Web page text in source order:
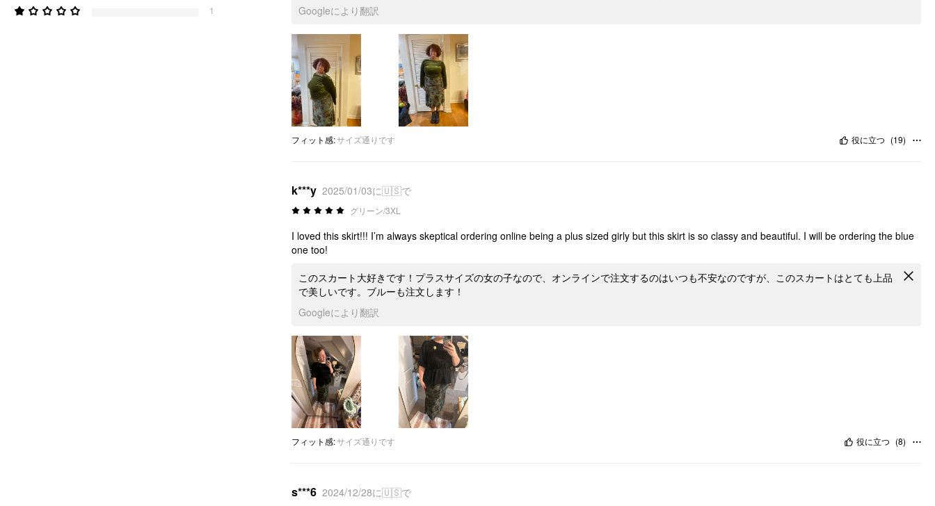
1
Googleにより翻訳
フィット感:サイズ通りです 役に立つ (19)
k***y 2025/01/03に🇺🇸で
グリーン/3XL
I loved this skirt!!! I’m always skeptical ordering online being a plus sized girly but this skirt is so classy and beautiful. I will be ordering the blue
one too!
このスカート大好きです！プラスサイズの女の子なので、オンラインで注文するのはいつも不安なのですが、このスカートはとても上品
で美しいです。ブルーも注文します！
Googleにより翻訳
フィット感:サイズ通りです 役に立つ (8)
s***6 2024/12/28に🇺🇸で